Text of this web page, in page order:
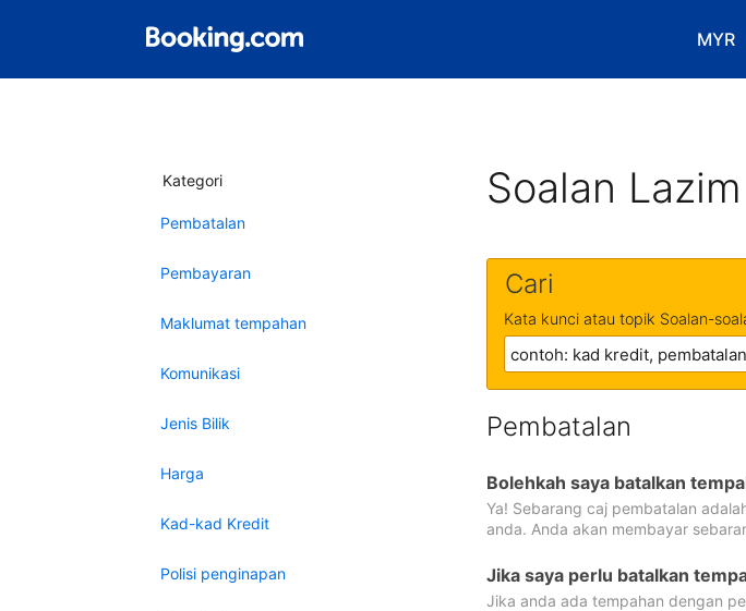
MYR
Kategori
Pembatalan
Pembayaran
Maklumat tempahan
Komunikasi
Jenis Bilik
Harga
Kad-kad Kredit
Polisi penginapan
Soalan Lazim
Cari
Kata kunci atau topik Soalan-
Pembatalan
Bolehkah saya batalkan
Ya! Sebarang caj pembatalan
anda. Anda akan membayar
Jika saya perlu batalkan
Jika anda ada tempahan dengan